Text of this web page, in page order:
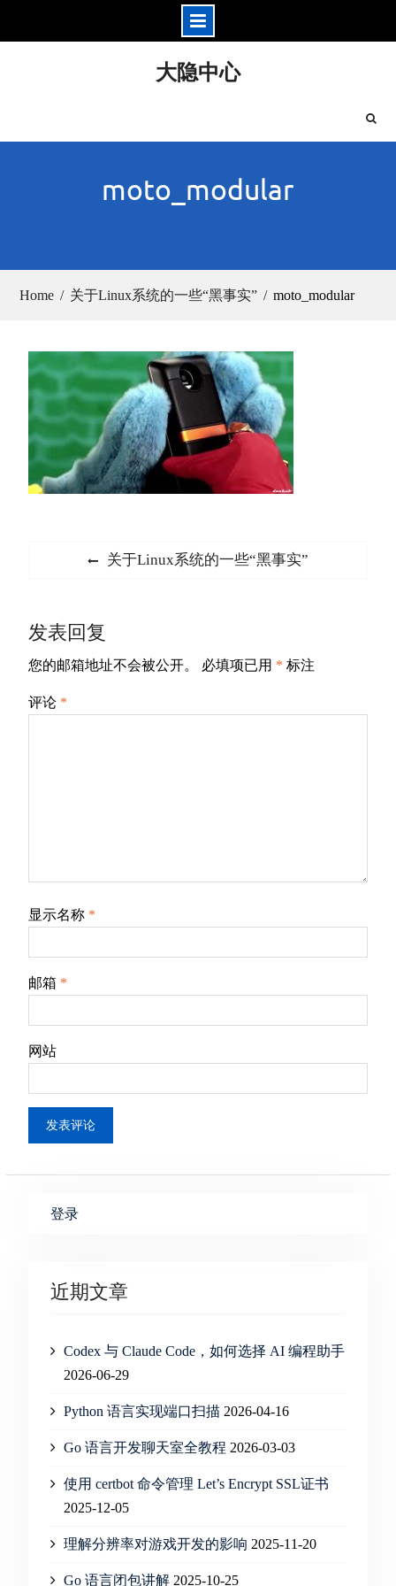
大隐中心
moto_modular
Home 关于Linux系统的一些“黑事实” moto_modular
航
Previous
关于Linux系统的一些“黑事实”
发表回复
您的邮箱地址不会被公开。 必填项已用 * 标注
评论 *
显示名称 *
邮箱 *
网站
登录
近期文章
Codex 与 Claude Code，如何选择 AI 编程助手
2026-06-29
Python 语言实现端口扫描 2026-04-16
Go 语言开发聊天室全教程 2026-03-03
使用 certbot 命令管理 Let’s Encrypt SSL证书
2025-12-05
理解分辨率对游戏开发的影响 2025-11-20
Go 语言闭包讲解 2025-10-25